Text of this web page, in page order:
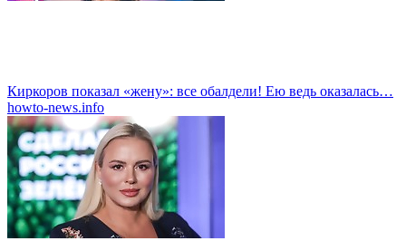
Киркоров показал «жену»: все обалдели! Ею ведь оказалась…
howto-news.info